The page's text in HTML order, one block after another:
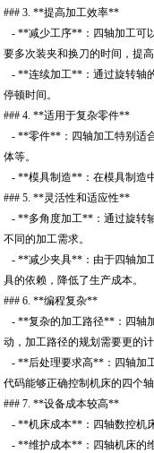
### 3. **提高加工效率**
- **减少工序**：四轴加工可
要多次装夹和换刀的时间，提高
- **连续加工**：通过旋转轴
停顿时间。
### 4. **适用于复杂零件**
- **零件**：四轴加工特别适
体等。
- **模具制造**：在模具制造
### 5. **灵活性和适应性**
- **多角度加工**：通过旋转
不同的加工需求。
- **减少夹具**：由于四轴加
具的依赖，降低了生产成本。
### 6. **编程复杂**
- **复杂的加工路径**：四轴
动，加工路径的规划需要更的计
- **后处理要求高**：四轴加
代码能够正确控制机床的四个轴
### 7. **设备成本较高**
- **机床成本**：四轴数控机
- **维护成本**：四轴机床的